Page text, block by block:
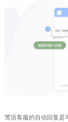
莺语客服的自动回复是